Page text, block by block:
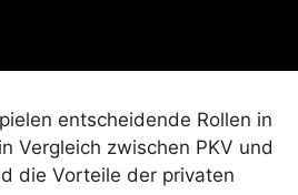
entscheidende Rollen in
Vergleich zwischen PKV und
die Vorteile der privaten